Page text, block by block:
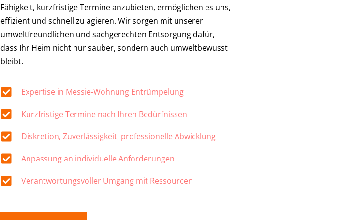
Fähigkeit, kurzfristige Termine anzubieten, ermöglichen es uns,
effizient und schnell zu agieren. Wir sorgen mit unserer
umweltfreundlichen und sachgerechten Entsorgung dafür,
dass Ihr Heim nicht nur sauber, sondern auch umweltbewusst
bleibt.
Expertise in Messie-Wohnung Entrümpelung
Kurzfristige Termine nach Ihren Bedürfnissen
Diskretion, Zuverlässigkeit, professionelle Abwicklung
Anpassung an individuelle Anforderungen
Verantwortungsvoller Umgang mit Ressourcen